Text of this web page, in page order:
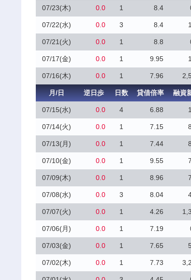
07/23(木) 0.0 1 8.4
07/22(水) 0.0 3 8.4
07/21(火) 0.0 1 8.8
07/17(金) 0.0 1 9.95
07/16(木) 0.0 1 7.96
月/日 逆日歩 日数 貸借倍率 融資
07/15(水) 0.0 4 6.88
07/14(火) 0.0 1 7.15
07/13(月) 0.0 1 7.44
07/10(金) 0.0 1 9.55
07/09(木) 0.0 1 8.96
07/08(水) 0.0 3 8.04
07/07(火) 0.0 1 4.26
07/06(月) 0.0 1 7.19
07/03(金) 0.0 1 7.65
07/02(木) 0.0 1 7.73